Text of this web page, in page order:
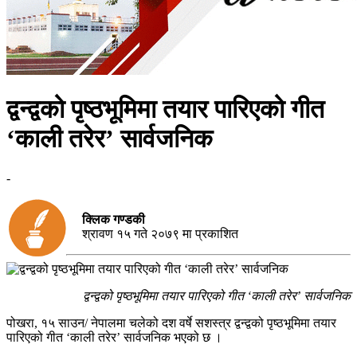
द्वन्द्वको पृष्ठभूमिमा तयार पारिएको गीत
‘काली तरेर’ सार्वजनिक
-
क्लिक गण्डकी
श्रावण १५ गते २०७९ मा प्रकाशित
द्वन्द्वको पृष्ठभूमिमा तयार पारिएको गीत ‘काली तरेर’ सार्वजनिक
पोखरा, १५ साउन/ नेपालमा चलेको दश वर्षे सशस्त्र द्वन्द्वको पृष्ठभूमिमा तयार
पारिएको गीत ‘काली तरेर’ सार्वजनिक भएको छ ।